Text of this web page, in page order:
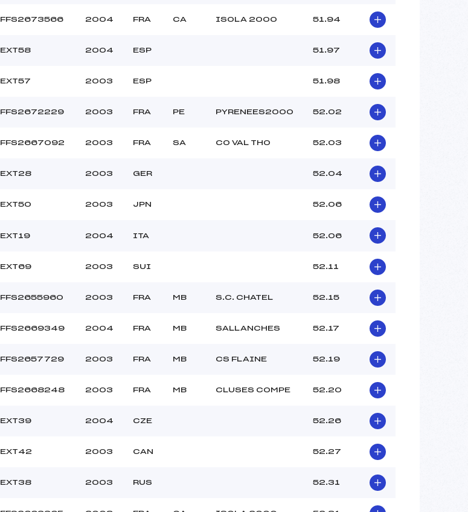
FFS2673566 2004 FRA CA ISOLA 2000 51.94
EXT58 2004 ESP 51.97
EXT57 2003 ESP 51.98
FFS2672229 2003 FRA PE PYRENEES2000 52.02
FFS2667092 2003 FRA SA CO VAL THO 52.03
EXT28 2003 GER 52.04
EXT50 2003 JPN 52.06
EXT19 2004 ITA 52.06
EXT69 2003 SUI 52.11
FFS2655960 2003 FRA MB S.C. CHATEL 52.15
FFS2669349 2004 FRA MB SALLANCHES 52.17
FFS2657729 2003 FRA MB CS FLAINE 52.19
FFS2668248 2003 FRA MB CLUSES COMPE 52.20
EXT39 2004 CZE 52.26
EXT42 2003 CAN 52.27
EXT38 2003 RUS 52.31